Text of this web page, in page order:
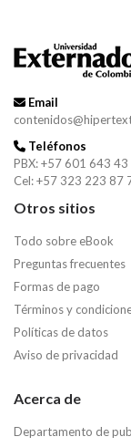
Email
Teléfonos
PBX: +57 601 643
Cel: +57 323 223 87
Otros sitios
Todo sobre eBook
Preguntas frecuentes
Formas de pago
Términos y
Políticas de datos
Aviso de privacidad
Acerca de
Departamento de